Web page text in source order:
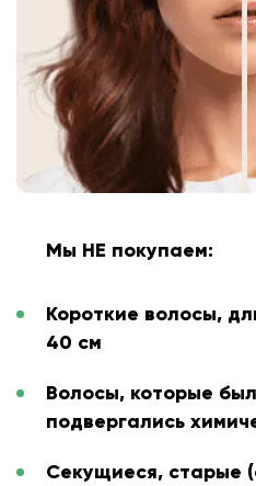
Мы НЕ покупаем:
Короткие волосы,
40 см
Волосы, которые
подвергались
Секущиеся, старые